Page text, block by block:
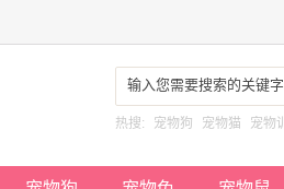
热搜: 宠物狗 宠物猫 宠物